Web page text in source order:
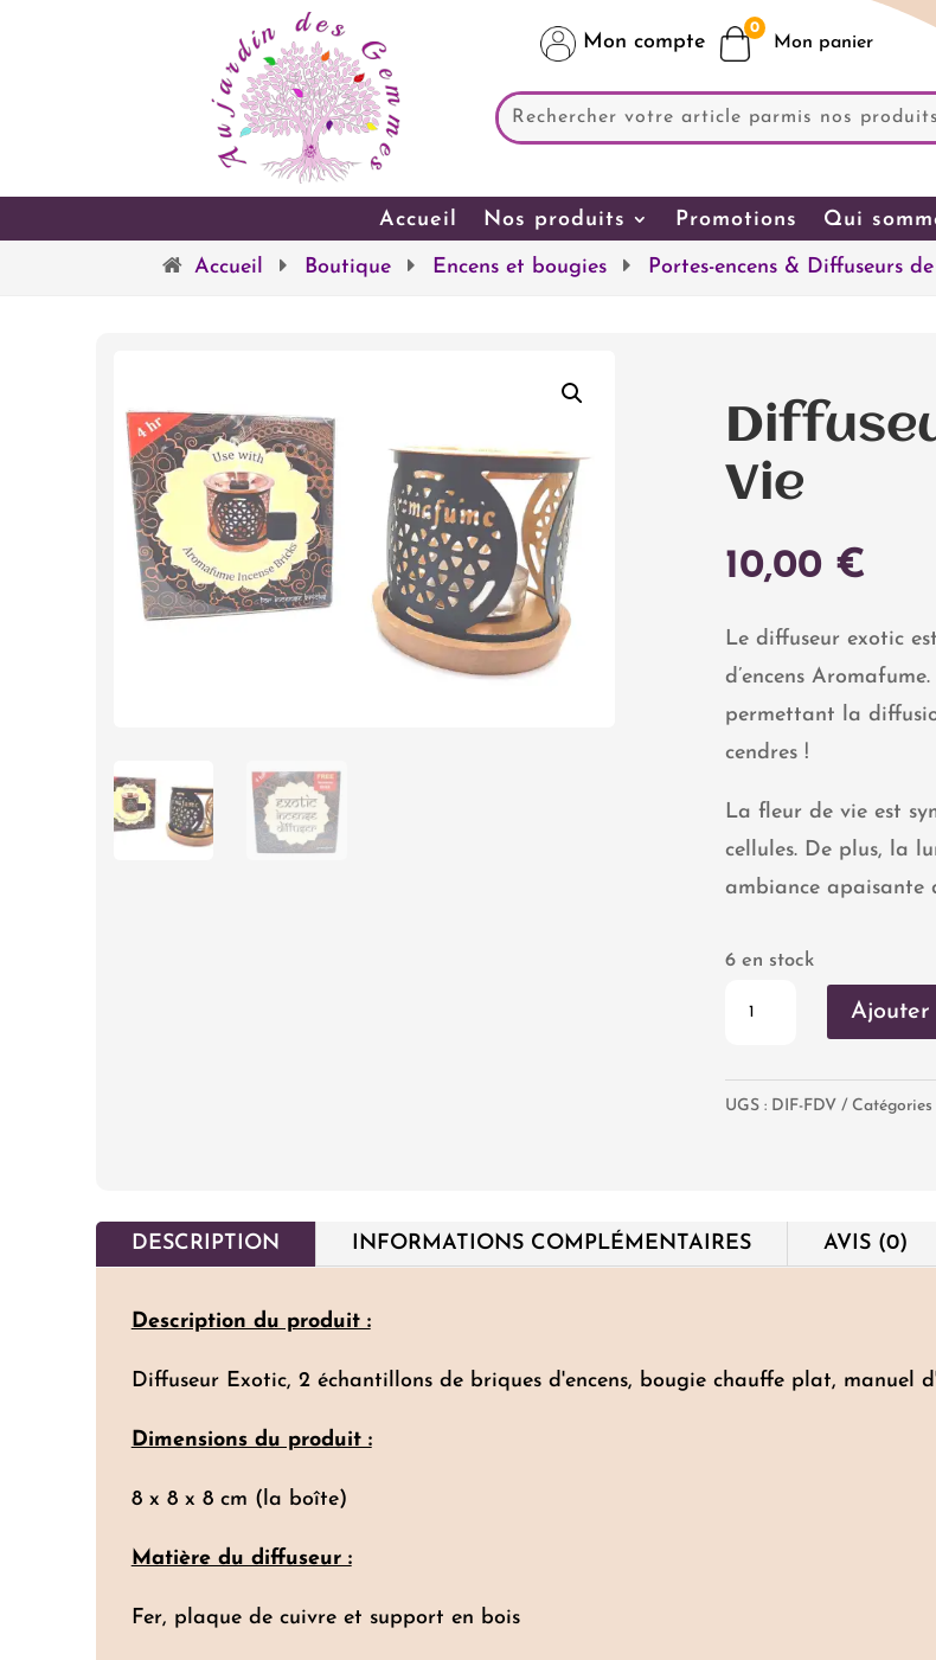
Mon compte
0
Accueil Nos produits Promotions Qui
Accueil Boutique Encens et bougies Portes-encens & Diffuseurs
Vie
10,00 €
Le diffuseur exotic
d’encens
permettant la
cendres !
La fleur de vie est
cellules. De plus, la
ambiance apaisante
6 en stock
Exotic
Ajouter
UGS : DIF-FDV Catégories
DESCRIPTION INFORMATIONS COMPLÉMENTAIRES AVIS (0)
Description du produit :
Diffuseur Exotic, 2 échantillons de briques d'encens, bougie chauffe plat, manuel
Dimensions du produit :
8 x 8 x 8 cm (la boîte)
Matière du diffuseur :
Fer, plaque de cuivre et support en bois